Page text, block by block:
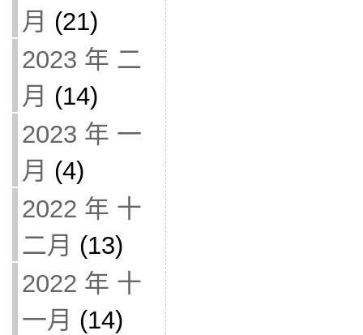
月 (21)
2023 年 二
月 (14)
2023 年 一
月 (4)
2022 年 十
二月 (13)
2022 年 十
一月 (14)